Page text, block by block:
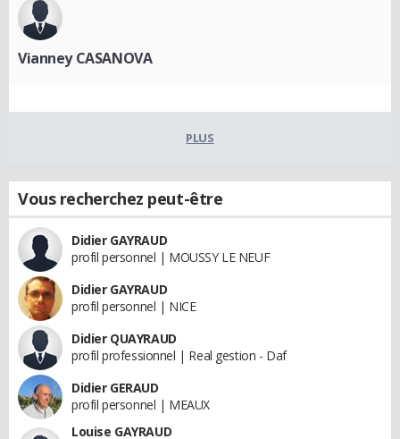
Vianney CASANOVA
PLUS
Vous recherchez peut-être
Didier GAYRAUD
profil personnel | MOUSSY LE NEUF
Didier GAYRAUD
profil personnel | NICE
Didier QUAYRAUD
profil professionnel | Real gestion - Daf
Didier GERAUD
profil personnel | MEAUX
Louise GAYRAUD